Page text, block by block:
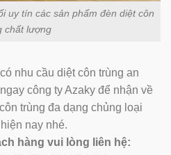
uy tín các sản phẩm đèn diệt côn
chất lượng
nhu cầu diệt côn trùng an
công ty Azaky để nhận về
trùng đa dạng chủng loại
nay nhé.
hàng vui lòng liên hệ: